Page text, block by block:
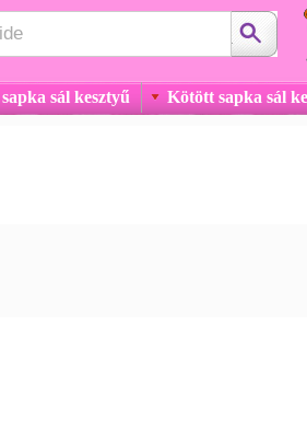
sál kesztyű Kötött sapka sál